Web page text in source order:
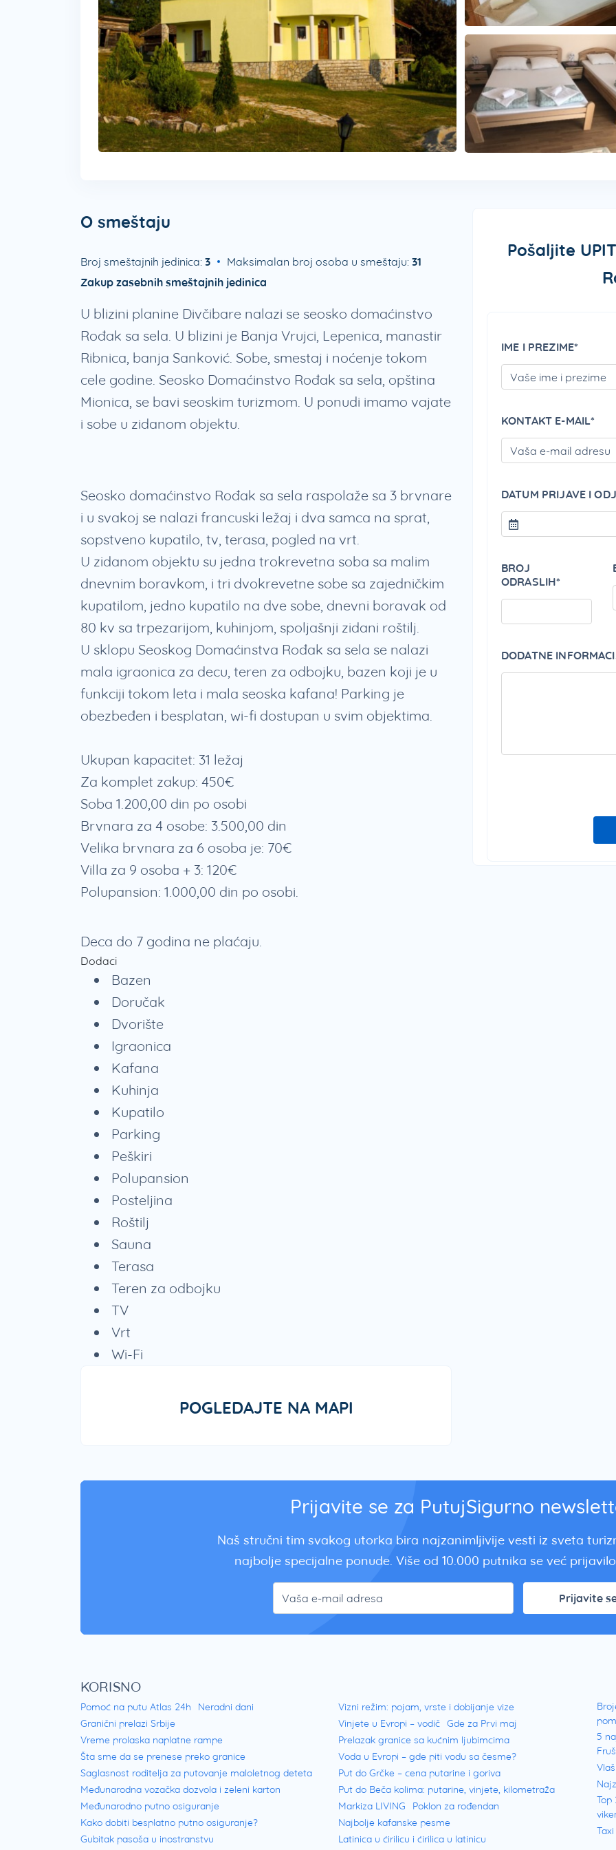
O smeštaju
Broj smeštajnih jedinica: 3 Maksimalan broj osoba u smeštaju: 31
Zakup zasebnih smeštajnih jedinica
U blizini planine Divčibare nalazi se seosko domaćinstvo
Rođak sa sela. U blizini je Banja Vrujci, Lepenica, manastir
Ribnica, banja Sanković. Sobe, smestaj i noćenje tokom
cele godine. Seosko Domaćinstvo Rođak sa sela, opština
Mionica, se bavi seoskim turizmom. U ponudi imamo vajate
i sobe u zidanom objektu.
Seosko domaćinstvo Rođak sa sela raspolaže sa 3 brvnare
i u svakoj se nalazi francuski ležaj i dva samca na sprat,
sopstveno kupatilo, tv, terasa, pogled na vrt.
U zidanom objektu su jedna trokrevetna soba sa malim
dnevnim boravkom, i tri dvokrevetne sobe sa zajedničkim
kupatilom, jedno kupatilo na dve sobe, dnevni boravak od
80 kv sa trpezarijom, kuhinjom, spoljašnji zidani roštilj.
U sklopu Seoskog Domaćinstva Rođak sa sela se nalazi
mala igraonica za decu, teren za odbojku, bazen koji je u
funkciji tokom leta i mala seoska kafana! Parking je
obezbeđen i besplatan, wi-fi dostupan u svim objektima.
Ukupan kapacitet: 31 ležaj
Za komplet zakup: 450€
Soba 1.200,00 din po osobi
Brvnara za 4 osobe: 3.500,00 din
Velika brvnara za 6 osoba je: 70€
Villa za 9 osoba + 3: 120€
Polupansion: 1.000,00 din po osobi.
Deca do 7 godina ne plaćaju.
Dodaci
Bazen
Doručak
Dvorište
Igraonica
Kafana
Kuhinja
Kupatilo
Parking
Peškiri
Polupansion
Posteljina
Roštilj
Sauna
Terasa
Teren za odbojku
TV
Vrt
Wi-Fi
POGLEDAJTE NA MAPI
Pošaljite
IME I PREZIME*
KONTAKT E-MAIL*
DATUM PRIJAVE I
BROJ
ODRASLIH*
DODATNE
Prijavite se za PutujSigurno
Naš stručni tim svakog utorka bira najzanimljivije vesti iz sveta
najbolje specijalne ponude. Više od 10.000 putnika se već
Prijavite
KORISNO
Pomoć na putu Atlas 24h
Neradni dani
Granični prelazi Srbije
Vreme prolaska naplatne rampe
Šta sme da se prenese preko granice
Saglasnost roditelja za putovanje maloletnog deteta
Međunarodna vozačka dozvola i zeleni karton
Međunarodno putno osiguranje
Kako dobiti besplatno putno osiguranje?
Gubitak pasoša u inostranstvu
Vizni režim: pojam, vrste i dobijanje vize
Vinjete u Evropi – vodič Gde za Prvi maj
Prelazak granice sa kućnim ljubimcima
Voda u Evropi – gde piti vodu sa česme?
Put do Grčke – cena putarine i goriva
Put do Beča kolima: putarine, vinjete, kilometraža
Markiza LIVING
Poklon za rođendan
Najbolje kafanske pesme
Latinica u ćirilicu i ćirilica u latinicu
5
Top